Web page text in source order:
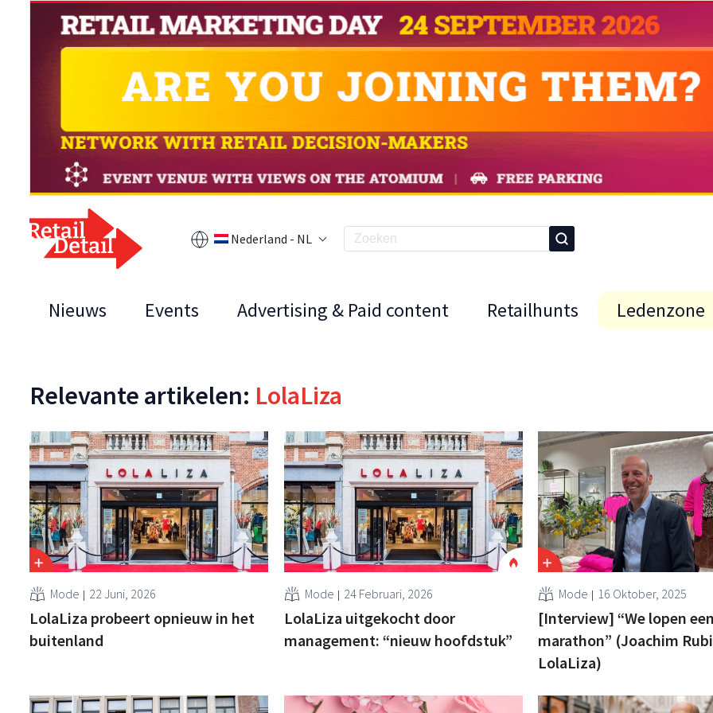
Nederland - NL
Nieuws Events Advertising & Paid content Retailhunts Ledenzone
Relevante artikelen: LolaLiza
Mode 22 Juni, 2026
LolaLiza probeert opnieuw in het
buitenland
Mode 24 Februari, 2026
LolaLiza uitgekocht door
management: “nieuw hoofdstuk”
Mode 16 Oktober, 2025
[Interview] “We lopen
marathon” (Joachim
LolaLiza)